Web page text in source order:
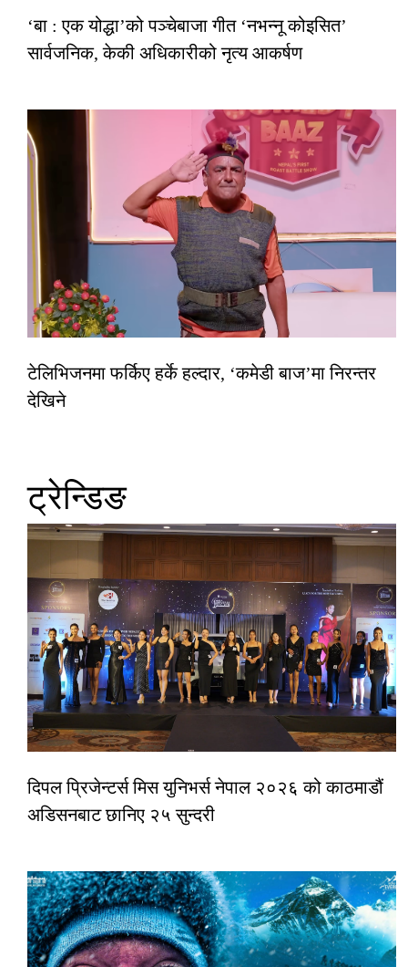
‘बा : एक योद्धा’को पञ्चेबाजा गीत ‘नभन्नू कोइसित’
सार्वजनिक, केकी अधिकारीको नृत्य आकर्षण
टेलिभिजनमा फर्किए हर्के हल्दार, ‘कमेडी बाज’मा निरन्तर
देखिने
ट्रेन्डिङ
दिपल प्रिजेन्टर्स मिस युनिभर्स नेपाल २०२६ को काठमाडौं
अडिसनबाट छानिए २५ सुन्दरी